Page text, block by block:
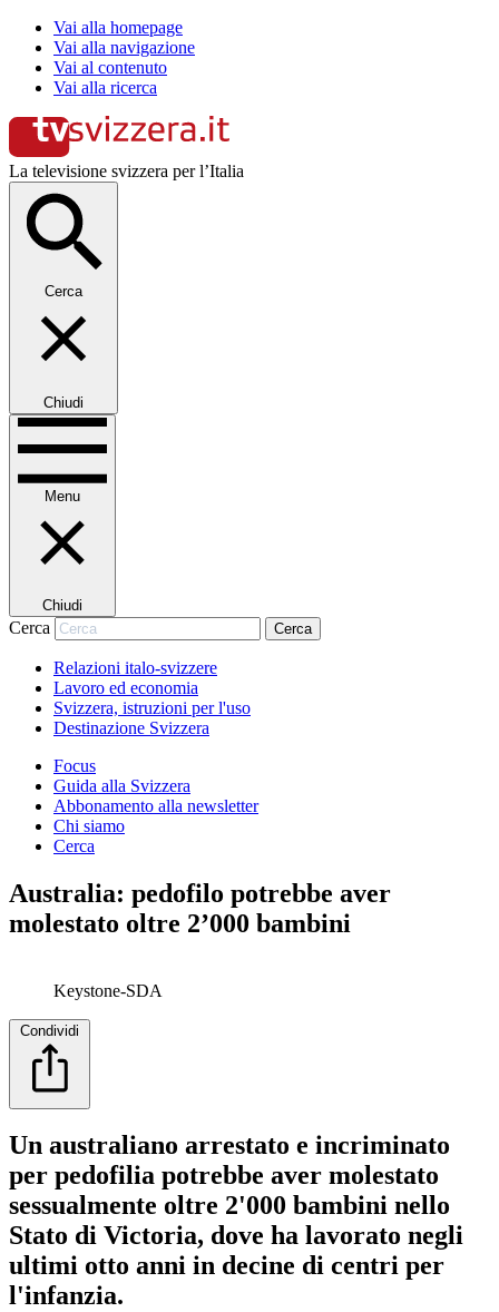
Vai alla homepage
Vai alla navigazione
Vai al contenuto
Vai alla ricerca
La televisione svizzera per l’Italia
Cerca
Chiudi
Menu
Chiudi
Cerca Cerca
Relazioni italo-svizzere
Lavoro ed economia
Svizzera, istruzioni per l'uso
Destinazione Svizzera
Focus
Guida alla Svizzera
Abbonamento alla newsletter
Chi siamo
Cerca
Australia: pedofilo potrebbe aver
molestato oltre 2’000 bambini
Keystone-SDA
Condividi
Un australiano arrestato e incriminato
per pedofilia potrebbe aver molestato
sessualmente oltre 2'000 bambini nello
Stato di Victoria, dove ha lavorato negli
ultimi otto anni in decine di centri per
l'infanzia.